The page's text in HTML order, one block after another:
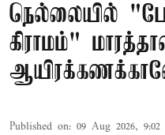
நெல்லையில்
கிராமம்"
Published on: 09 Aug 2026, 9:02